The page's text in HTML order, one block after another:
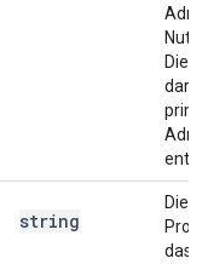
Die
darf
string
Die
das